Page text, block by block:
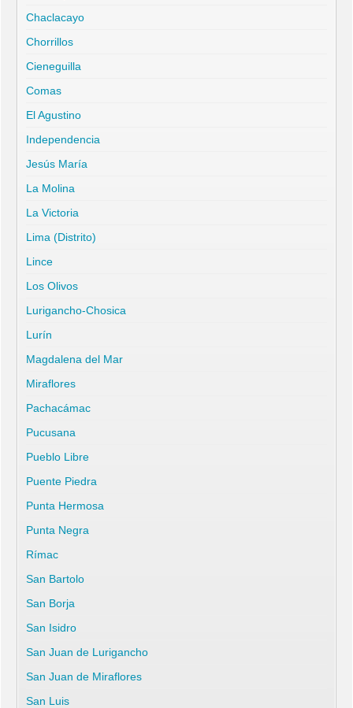
Chaclacayo
Chorrillos
Cieneguilla
Comas
El Agustino
Independencia
Jesús María
La Molina
La Victoria
Lima (Distrito)
Lince
Los Olivos
Lurigancho-Chosica
Lurín
Magdalena del Mar
Miraflores
Pachacámac
Pucusana
Pueblo Libre
Puente Piedra
Punta Hermosa
Punta Negra
Rímac
San Bartolo
San Borja
San Isidro
San Juan de Lurigancho
San Juan de Miraflores
San Luis